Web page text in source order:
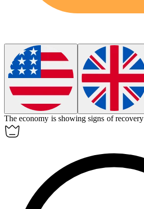
The economy is showing signs ofrecovery